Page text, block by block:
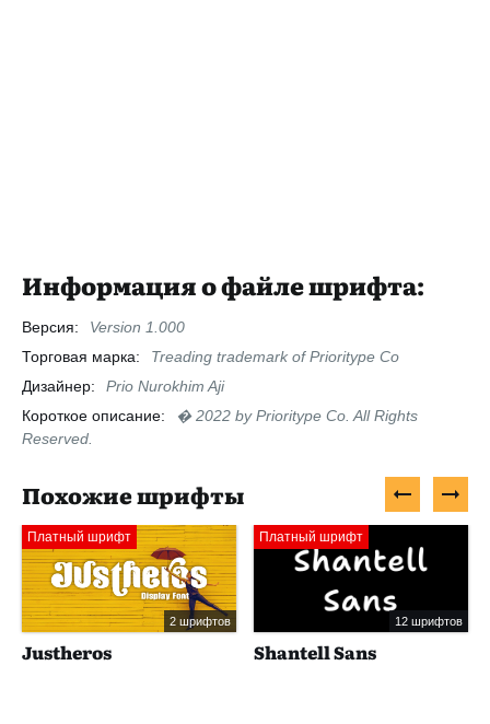
Информация о файле шрифта:
Версия:
Version 1.000
Торговая марка:
Treading trademark of Prioritype Co
Дизайнер:
Prio Nurokhim Aji
Короткое описание:
� 2022 by Prioritype Co. All Rights
Reserved.
Похожие шрифты
Платный шрифт
2 шрифтов
Justheros
Платный шрифт
12 шрифтов
Shantell Sans